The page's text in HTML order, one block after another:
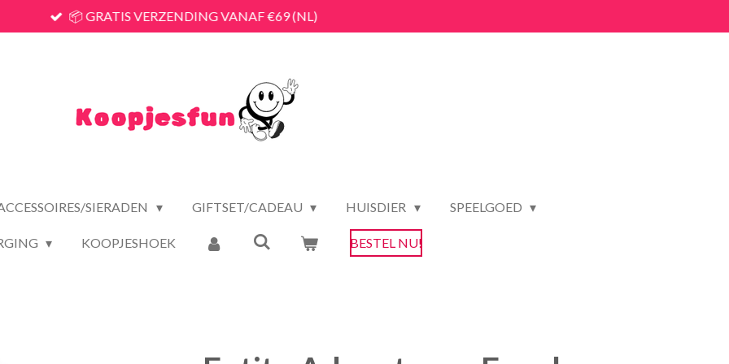
📦 GRATIS VERZENDING VANAF €69 (NL)
SIERADEN GIFTSET/CADEAU HUISDIER SPEELGOED
KOOPJESHOEK BESTEL NU!